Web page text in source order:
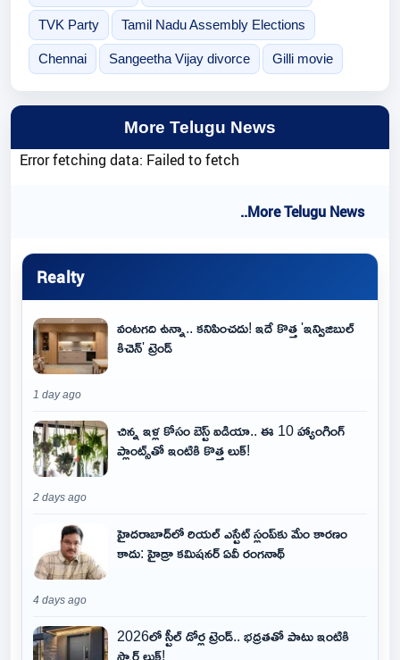
TVK Party Tamil Nadu Assembly Elections
Chennai Sangeetha Vijay divorce Gilli movie
More Telugu News
Error fetching data: Failed to fetch
..More Telugu News
Realty
వంటగది ఉన్నా.. కనిపించదు! ఇదే కొత్త 'ఇన్విజిబుల్
కిచెన్' ట్రెండ్
1 day ago
చిన్న ఇళ్ల కోసం బెస్ట్ ఐడియా.. ఈ 10 హ్యాంగింగ్
ప్లాంట్స్‌తో ఇంటికి కొత్త లుక్!
2 days ago
హైదరాబాద్‌లో రియల్ ఎస్టేట్ స్లంప్‌కు మేం కారణం
కాదు: హైడ్రా కమిషనర్ ఏవీ రంగనాథ్
4 days ago
2026లో స్టీల్ డోర్ల ట్రెండ్.. భద్రతతో పాటు ఇంటికి